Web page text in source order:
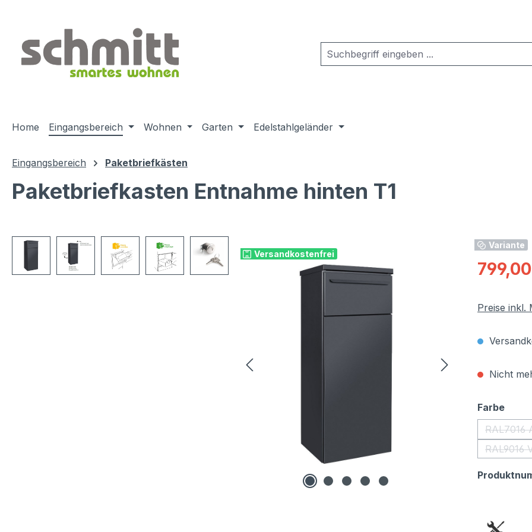
Home Eingangsbereich Wohnen Garten Edelstahlgeländer
Eingangsbereich Paketbriefkästen
Paketbriefkasten Entnahme hinten T1
Versandkostenfrei
Variante
Preise inkl.
Nicht
Farbe
RAL7016
RAL9016